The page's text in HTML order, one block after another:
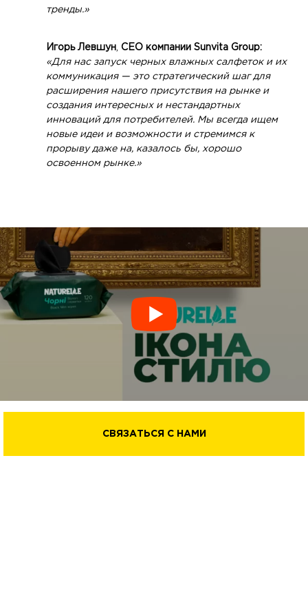
тренды.»
Игорь Левшун CEO компании Sunvita Group:
«Для нас запуск черных влажных салфеток и их
коммуникация — это стратегический шаг для
расширения нашего присутствия на рынке и
создания интересных и нестандартных
инноваций для потребителей. Мы всегда ищем
новые идеи и возможности и стремимся к
прорыву даже на, казалось бы, хорошо
освоенном рынке.»
СВЯЗАТЬСЯ С НАМИ